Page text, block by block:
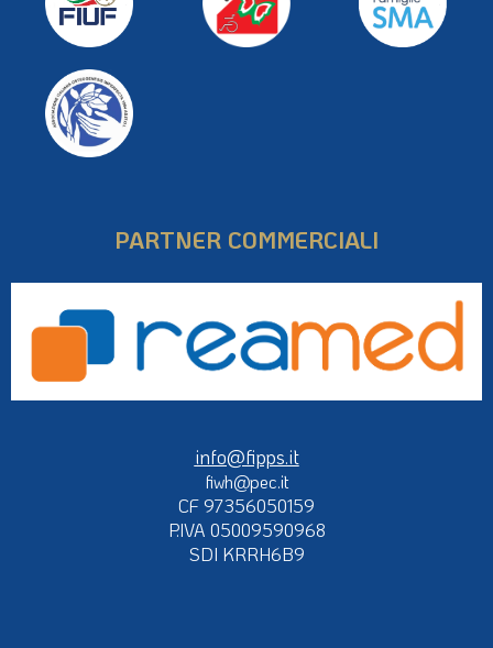
PARTNER COMMERCIALI
info@fipps.it
fiwh@pec.it
CF 97356050159
P.IVA 05009590968
SDI KRRH6B9